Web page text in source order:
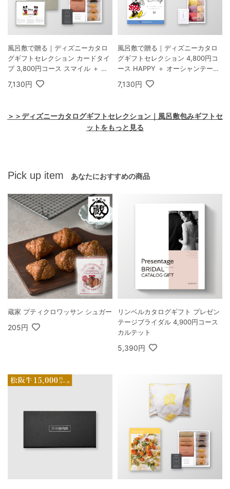
風呂敷で贈る｜ディズニーカタロ
グギフトセレクション カードタイ
プ 3,800円コース スマイル ＋ オ
ーシャンテール Speciality Coffee
＆バームセット A
7,130円
風呂敷で贈る｜ディズニーカタロ
グギフトセレクション 4,800円コ
ース HAPPY ＋ オーシャンテール
極バームセット A
7,130円
＞＞ディズニーカタログギフトセレクション｜風呂敷包みギフトセ
ットをもっと見る
Pick up item あなたにおすすめの商品
蔵家 プティクロワッサン シュガー
205円
リンベルカタログギフト プレゼン
テージブライダル 4,900円コース
カルテット
5,390円